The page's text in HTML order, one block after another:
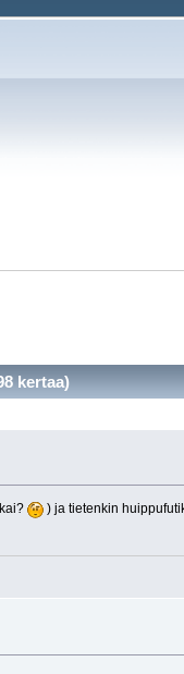
kertaa)
) ja tietenkin